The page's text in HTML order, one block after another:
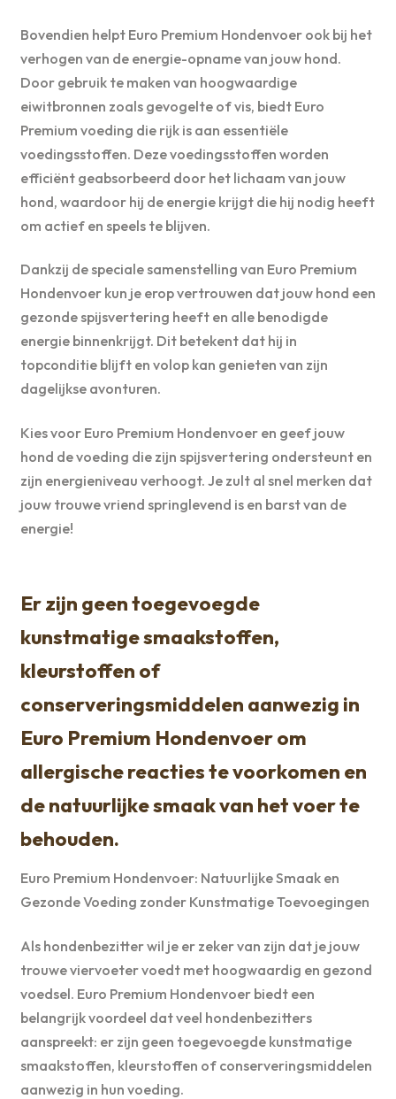
Bovendien helpt Euro Premium Hondenvoer ook bij het
verhogen van de energie-opname van jouw hond.
Door gebruik te maken van hoogwaardige
eiwitbronnen zoals gevogelte of vis, biedt Euro
Premium voeding die rijk is aan essentiële
voedingsstoffen. Deze voedingsstoffen worden
efficiënt geabsorbeerd door het lichaam van jouw
hond, waardoor hij de energie krijgt die hij nodig heeft
om actief en speels te blijven.
Dankzij de speciale samenstelling van Euro Premium
Hondenvoer kun je erop vertrouwen dat jouw hond een
gezonde spijsvertering heeft en alle benodigde
energie binnenkrijgt. Dit betekent dat hij in
topconditie blijft en volop kan genieten van zijn
dagelijkse avonturen.
Kies voor Euro Premium Hondenvoer en geef jouw
hond de voeding die zijn spijsvertering ondersteunt en
zijn energieniveau verhoogt. Je zult al snel merken dat
jouw trouwe vriend springlevend is en barst van de
energie!
Er zijn geen toegevoegde
kunstmatige smaakstoffen,
kleurstoffen of
conserveringsmiddelen aanwezig in
Euro Premium Hondenvoer om
allergische reacties te voorkomen en
de natuurlijke smaak van het voer te
behouden.
Euro Premium Hondenvoer: Natuurlijke Smaak en
Gezonde Voeding zonder Kunstmatige Toevoegingen
Als hondenbezitter wil je er zeker van zijn dat je jouw
trouwe viervoeter voedt met hoogwaardig en gezond
voedsel. Euro Premium Hondenvoer biedt een
belangrijk voordeel dat veel hondenbezitters
aanspreekt: er zijn geen toegevoegde kunstmatige
smaakstoffen, kleurstoffen of conserveringsmiddelen
aanwezig in hun voeding.